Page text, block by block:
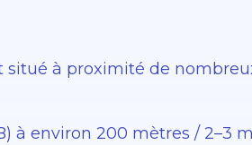
situé à proximité de
à environ 200 mètres / 2–3